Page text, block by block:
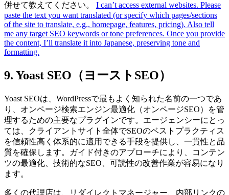
併せて教えてください。 I can’t access external websites. Please
paste the text you want translated (or specify which pages/sections
of the site to translate, e.g., homepage, features, pricing). Also tell
me any target SEO keywords or tone preferences. Once you provide
the content, I’ll translate it into Japanese, preserving tone and
formatting.
9. Yoast SEO（ヨーストSEO）
Yoast SEOは、WordPressで最もよく知られた名前の一つであ
り、オンページ検索エンジン最適化（オンページSEO）を管
理するための主要なプラグインです。エージェンシーにとっ
ては、クライアントサイト全体でSEOのベストプラクティス
を信頼性高く体系的に適用できる手段を提供し、一貫性と品
質を確保します。ガイド付きのアプローチにより、コンテン
ツの最適化、技術的なSEO、可読性の改善作業が容易になり
ます。
多くの代理店は、リダイレクトマネージャー、内部リンクの